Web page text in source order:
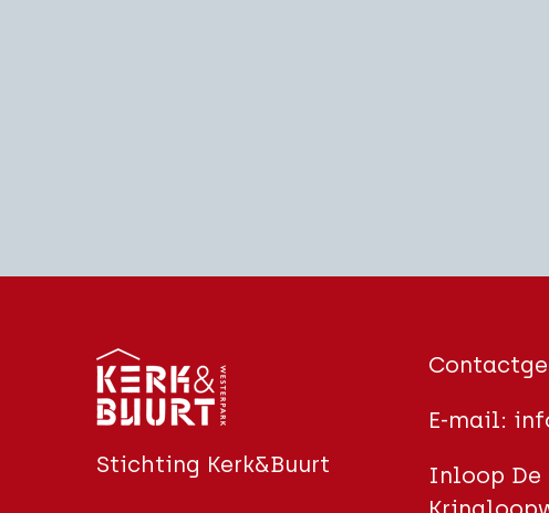
Stichting Kerk&Buurt
E-mail:
Inloop De